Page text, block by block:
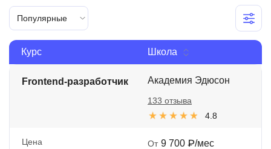
Популярные
Курс Школа
Frontend-разработчик Академия Эдюсон
4.8
133 отзыва
Цена От 9 700 ₽/мес
Иностранные языки
Soft Skills
ДПО
Детям